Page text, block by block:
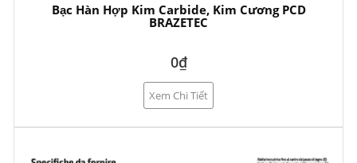
Bạc Hàn Hợp Kim Carbide, Kim Cương PCD
BRAZETEC
0₫
Xem Chi Tiết